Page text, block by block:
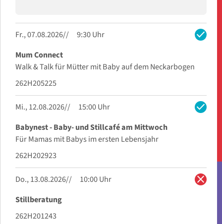
check
Fr., 07.08.2026
9:30 Uhr
Mum Connect
Walk & Talk für Mütter mit Baby auf dem Neckarbogen
262H205225
check
Mi., 12.08.2026
15:00 Uhr
Babynest - Baby- und Stillcafé am Mittwoch
Für Mamas mit Babys im ersten Lebensjahr
262H202923
close
Do., 13.08.2026
10:00 Uhr
Stillberatung
262H201243